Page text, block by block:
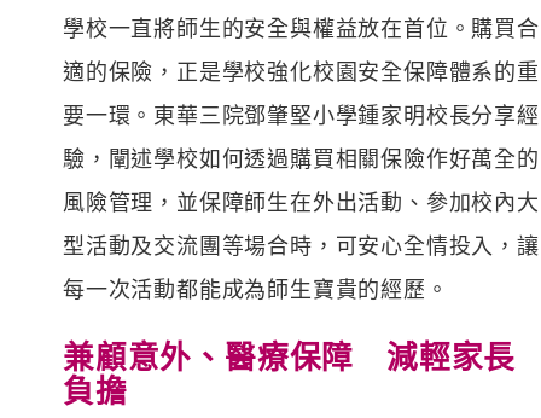
學校一直將師生的安全與權益放在首位。購買合
適的保險，正是學校強化校園安全保障體系的重
要一環。東華三院鄧肇堅小學鍾家明校長分享經
驗，闡述學校如何透過購買相關保險作好萬全的
風險管理，並保障師生在外出活動、參加校內大
型活動及交流團等場合時，可安心全情投入，讓
每一次活動都能成為師生寶貴的經歷。
兼顧意外、醫療保障 減輕家長
負擔